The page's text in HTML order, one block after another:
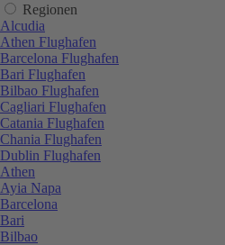
Regionen
Alcudia
Athen Flughafen
Barcelona Flughafen
Bari Flughafen
Bilbao Flughafen
Cagliari Flughafen
Catania Flughafen
Chania Flughafen
Dublin Flughafen
Athen
Ayia Napa
Barcelona
Bari
Bilbao